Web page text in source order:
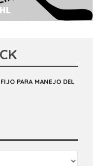
PARA MANEJO DEL